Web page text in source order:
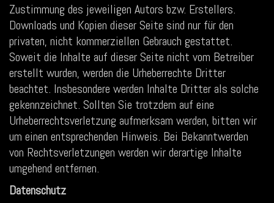
Zustimmung des jeweiligen Autors bzw. Erstellers.
Downloads und Kopien dieser Seite sind nur für den
privaten, nicht kommerziellen Gebrauch gestattet.
Soweit die Inhalte auf dieser Seite nicht vom Betreiber
erstellt wurden, werden die Urheberrechte Dritter
beachtet. Insbesondere werden Inhalte Dritter als solche
gekennzeichnet. Sollten Sie trotzdem auf eine
Urheberrechtsverletzung aufmerksam werden, bitten wir
um einen entsprechenden Hinweis. Bei Bekanntwerden
von Rechtsverletzungen werden wir derartige Inhalte
umgehend entfernen.
Datenschutz